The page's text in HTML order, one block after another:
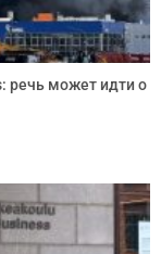
речь может идти о